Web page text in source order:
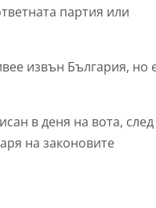
партия или
извън България, но
в деня на вота, след
на законовите